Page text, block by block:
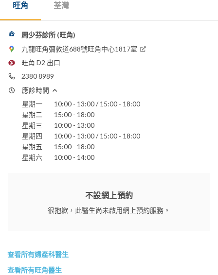
旺角 荃灣
周少芬診所 (旺角)
九龍旺角彌敦道688號旺角中心1817室
旺角 D2 出口
2380 8989
應診時間
星期一
10:00 - 13:00 / 15:00 - 18:00
星期二
15:00 - 18:00
星期三
10:00 - 13:00
星期四
10:00 - 13:00 / 15:00 - 18:00
星期五
15:00 - 18:00
星期六
10:00 - 14:00
不設網上預約
很抱歉，此醫生尚未啟用網上預約服務。
查看所有婦產科醫生
查看所有旺角醫生